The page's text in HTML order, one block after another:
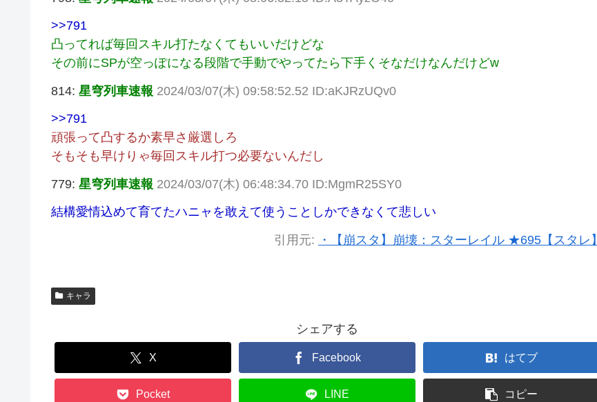
>>791
凸ってれば毎回スキル打たなくてもいいだけどな
その前にSPが空っぽになる段階で手動でやってたら下手くそなだけなんだけどw
814: 星穹列車速報 2024/03/07(木) 09:58:52.52 ID:aKJRzUQv0
>>791
頑張って凸するか素早さ厳選しろ
そもそも早けりゃ毎回スキル打つ必要ないんだし
779: 星穹列車速報 2024/03/07(木) 06:48:34.70 ID:MgmR25SY0
結構愛情込めて育てたハニャを敢えて使うことしかできなくて悲しい
引用元: ・【崩スタ】崩壊：スターレイル ★695【スタレ】
キャラ
シェアする
X Facebook はてブ
Pocket LINE コピー